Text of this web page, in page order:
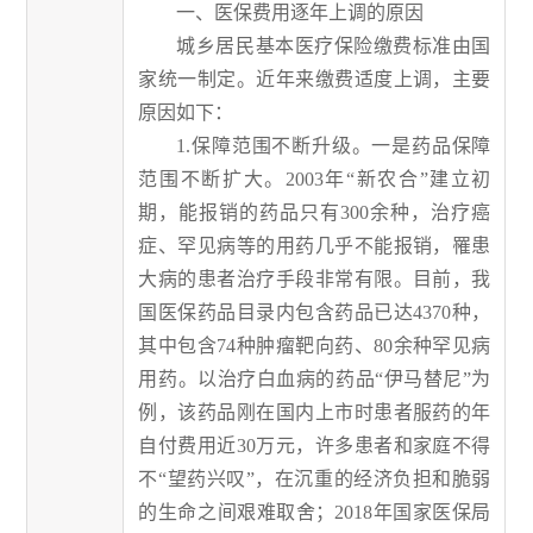
一、医保费用逐年上调的原因
城乡居民基本医疗保险缴费标准由国
家统一制定。近年来缴费适度上调，主要
原因如下：
1.保障范围不断升级。一是药品保障
范围不断扩大。2003年“新农合”建立初
期，能报销的药品只有300余种，治疗癌
症、罕见病等的用药几乎不能报销，罹患
大病的患者治疗手段非常有限。目前，我
国医保药品目录内包含药品已达4370种，
其中包含74种肿瘤靶向药、80余种罕见病
用药。以治疗白血病的药品“伊马替尼”为
例，该药品刚在国内上市时患者服药的年
自付费用近30万元，许多患者和家庭不得
不“望药兴叹”，在沉重的经济负担和脆弱
的生命之间艰难取舍；2018年国家医保局